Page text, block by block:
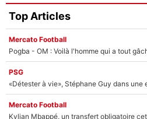
Top Articles
Mercato Football
Pogba - OM : Voilà l'homme qui a tout
PSG
«Détester à vie», Stéphane Guy dans une
Mercato Football
Kylian Mbappé, un transfert obligatoire